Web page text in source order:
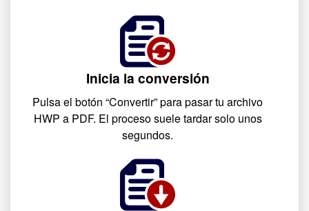
Inicia la conversión
Pulsa el botón “Convertir” para pasar tu archivo
HWP a PDF. El proceso suele tardar solo unos
segundos.